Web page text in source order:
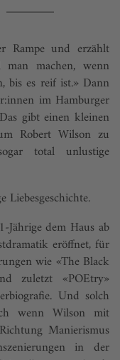
Rampe und erzählt
man machen, wenn
bis es reif ist.» Dann
im Hamburger
gibt einen kleinen
Robert Wilson zu
total unlustige
Liebesgeschichte.
dem Haus ab
eröffnet, für
wie «The Black
zuletzt «POEtry»
Und solch
wenn Wilson mit
Manierismus
in der